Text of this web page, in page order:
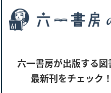
六一書房が出版する図
最新刊をチェック！